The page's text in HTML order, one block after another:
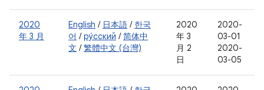
2020
年 3 月
English / 日本語 / 한국
어 /ру́сский /简体中
文 /繁體中文 (台灣)
2020
年 3
月 2
日
2020-
03-01
2020-
03-05